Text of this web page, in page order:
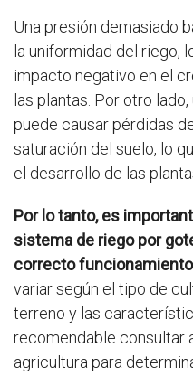
Una presión demasiado
la uniformidad del riego,
impacto negativo en el
las plantas. Por otro
puede causar pérdidas
saturación del suelo, lo
el desarrollo de las
Por lo tanto, es
sistema de riego por
correcto
variar según el tipo de
terreno y las
recomendable consultar
agricultura para